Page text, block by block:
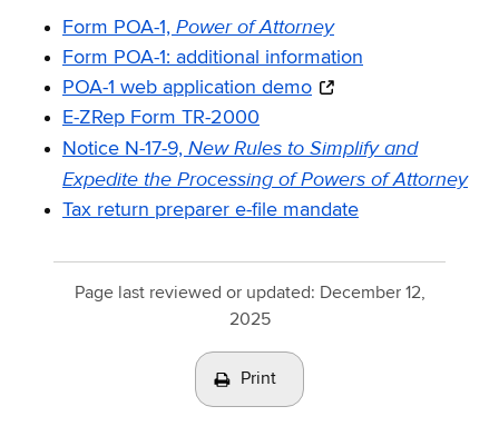
Form POA-1, Power of Attorney
Form POA-1: additional information
POA-1 web application demo
E-ZRep Form TR-2000
Notice N-17-9, New Rules to Simplify and
Expedite the Processing of Powers of Attorney
Tax return preparer e-file mandate
Page last reviewed or updated: December 12,
2025
Print